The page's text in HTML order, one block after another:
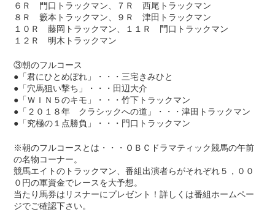
６Ｒ 門口トラックマン、７Ｒ 西尾トラックマン
８Ｒ 籔本トラックマン、９Ｒ 津田トラックマン
１０Ｒ 藤岡トラックマン、１１Ｒ 門口トラックマン
１２Ｒ 明木トラックマン
③朝のフルコース
●「君にひとめぼれ」・・・三宅きみひと
●「穴馬狙い撃ち」・・・田辺大介
●「ＷＩＮ５のキモ」・・・竹下トラックマン
●「２０１８年 クラシックへの道」・・・津田トラックマン
●「究極の１点勝負」・・・門口トラックマン
※朝のフルコースとは・・・ＯＢＣドラマティック競馬の午前
の名物コーナー。
競馬エイトのトラックマン、番組出演者らがそれぞれ５，００
０円の軍資金でレースを大予想。
当たり馬券はリスナーにプレゼント！詳しくは番組ホームペー
ジでご確認下さい。